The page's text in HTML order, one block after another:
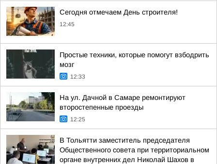
Сегодня отмечаем День строителя!
12:45
Простые техники, которые помогут взбодрить
мозг
12:33
На ул. Дачной в Самаре ремонтируют
второстепенные проезды
12:25
В Тольятти заместитель председателя
Общественного совета при территориальном
органе внутренних дел Николай Шахов в